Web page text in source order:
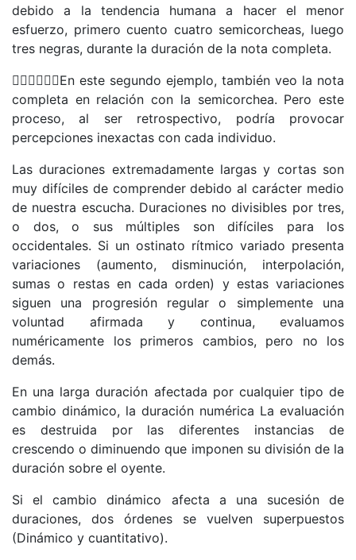
debido a la tendencia humana a hacer el menor
esfuerzo, primero cuento cuatro semicorcheas, luego
tres negras, durante la duración de la nota completa.
En este segundo ejemplo, también veo la nota
completa en relación con la semicorchea. Pero este
proceso, al ser retrospectivo, podría provocar
percepciones inexactas con cada individuo.
Las duraciones extremadamente largas y cortas son
muy difíciles de comprender debido al carácter medio
de nuestra escucha. Duraciones no divisibles por tres,
o dos, o sus múltiples son difíciles para los
occidentales. Si un ostinato rítmico variado presenta
variaciones (aumento, disminución, interpolación,
sumas o restas en cada orden) y estas variaciones
siguen una progresión regular o simplemente una
voluntad afirmada y continua, evaluamos
numéricamente los primeros cambios, pero no los
demás.
En una larga duración afectada por cualquier tipo de
cambio dinámico, la duración numérica La evaluación
es destruida por las diferentes instancias de
crescendo o diminuendo que imponen su división de la
duración sobre el oyente.
Si el cambio dinámico afecta a una sucesión de
duraciones, dos órdenes se vuelven superpuestos
(Dinámico y cuantitativo).